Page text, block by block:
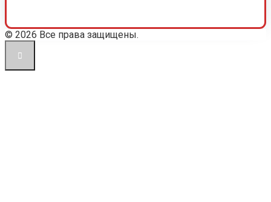
© 2026 Все права защищены.